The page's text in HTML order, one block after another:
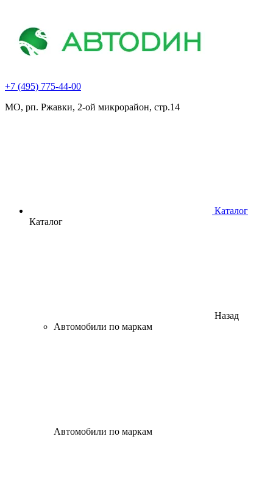
+7 (495) 775-44-00
МО, рп. Ржавки, 2-ой микрорайон, стр.14
Каталог
Каталог
Назад
Автомобили по маркам
Автомобили по маркам